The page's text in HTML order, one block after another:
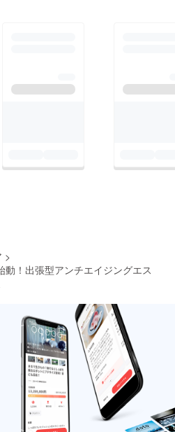
>
！出張型アンチエイジングエス